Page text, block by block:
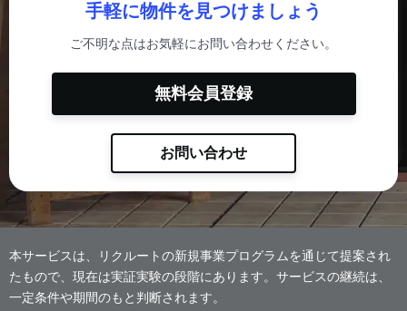
手軽に物件を見つけましょう
ご不明な点はお気軽にお問い合わせください。
無料会員登録
お問い合わせ
本サービスは、リクルートの新規事業プログラムを通じて提案され
たもので、現在は実証実験の段階にあります。サービスの継続は、
一定条件や期間のもと判断されます。